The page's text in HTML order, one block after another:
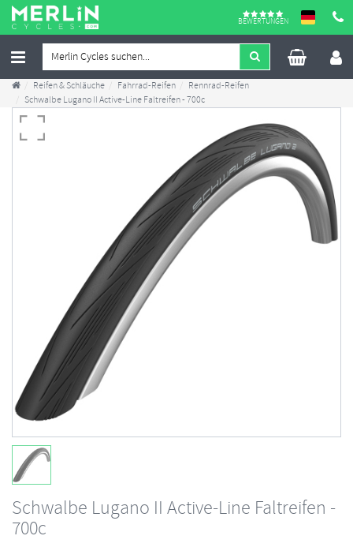
BEWERTUNGEN
Reifen & Schläuche Fahrrad-Reifen
Rennrad-Reifen
Schwalbe Lugano II Active-Line Faltreifen - 700c
Schwalbe Lugano II Active-Line Faltreifen -
700c